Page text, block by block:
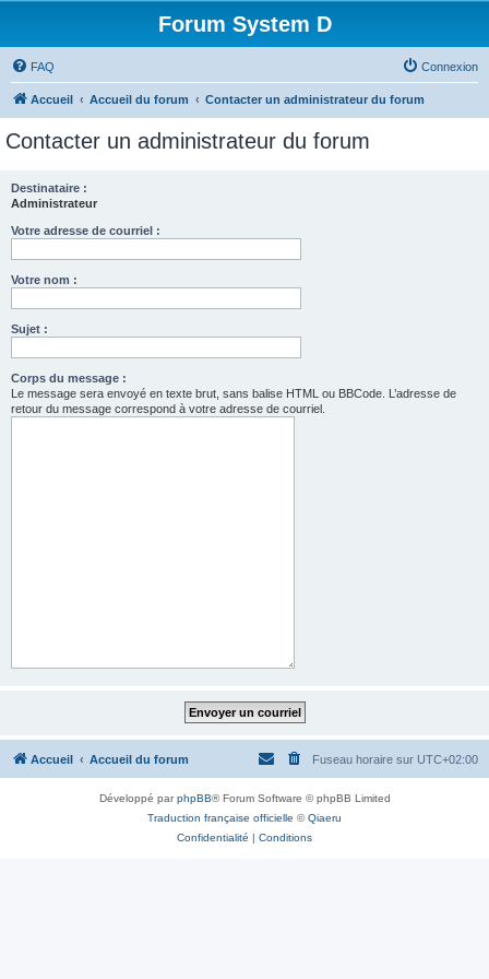
Forum System D
FAQ Connexion
Accueil Accueil du forum Contacter un administrateur du forum
Contacter un administrateur du forum
Destinataire :
Administrateur
Votre adresse de courriel :
Votre nom :
Sujet :
Corps du message :
Le message sera envoyé en texte brut, sans balise HTML ou BBCode. L’adresse de
retour du message correspond à votre adresse de courriel.
Accueil Accueil du forum Fuseau horaire sur UTC+02:00
Développé parphpBB® Forum Software © phpBB Limited
Traduction française officielle ©Qiaeru
Confidentialité | Conditions